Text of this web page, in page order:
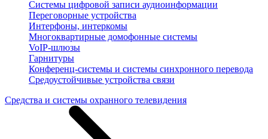
Системы цифровой записи аудиоинформации
Переговорные устройства
Интерфоны, интеркомы
Многоквартирные домофонные системы
VoIP-шлюзы
Гарнитуры
Конференц-системы и системы синхронного перевода
Средоустойчивые устройства связи
Средства и системы охранного телевидения